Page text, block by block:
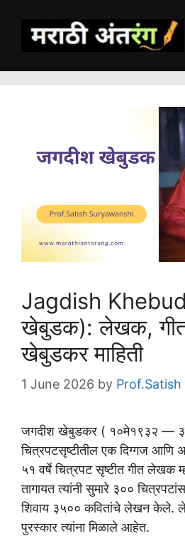
content
Jagdish
खेबुडक): लेखक,
खेबुडकर माहिती
1 June 2026 by
जगदीश खेबुडकर ( १०मे१९३२ —
चित्रपटसृष्टीतील एक दिग्गज आणि
५१ वर्षे चित्रपट सृष्टीत गीत लेखक
तागायत त्यांनी सुमारे ३००
शिवाय ३५०० कवितांचे लेखन केले.
पुरस्कार त्यांना मिळाले आहेत.